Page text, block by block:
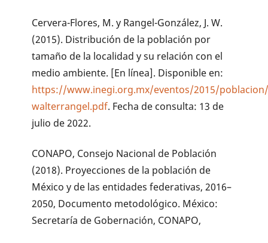
Cervera-Flores, M. y Rangel-González, J. W.
(2015). Distribución de la población por
tamaño de la localidad y su relación con el
medio ambiente. [En línea]. Disponible en:
https://www.inegi.org.mx/eventos/2015/
walterrangel.pdf. Fecha de consulta: 13 de
julio de 2022.
CONAPO, Consejo Nacional de Población
(2018). Proyecciones de la población de
México y de las entidades federativas, 2016–
2050, Documento metodológico. México:
Secretaría de Gobernación, CONAPO,